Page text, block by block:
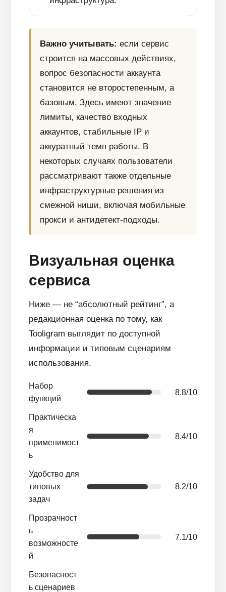
Важно учитывать: если сервис
строится на массовых действиях,
вопрос безопасности аккаунта
становится не второстепенным, а
базовым. Здесь имеют значение
лимиты, качество входных
аккаунтов, стабильные IP и
аккуратный темп работы. В
некоторых случаях пользователи
рассматривают также отдельные
инфраструктурные решения из
смежной ниши, включая мобильные
прокси и антидетект-подходы.
Визуальная оценка
сервиса
Ниже — не “абсолютный рейтинг”, а
редакционная оценка по тому, как
Tooligram выглядит по доступной
информации и типовым сценариям
использования.
Набор
функций
8.8/10
Практическа
я
применимост
ь
8.4/10
Удобство для
типовых
задач
8.2/10
Прозрачност
ь
возможносте
й
7.1/10
Безопасност
ь сценариев
Похожиестатьи
ПЕРЕЙТИ В БЛОГ